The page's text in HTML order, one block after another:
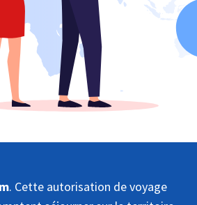
. Cette autorisation de voyage